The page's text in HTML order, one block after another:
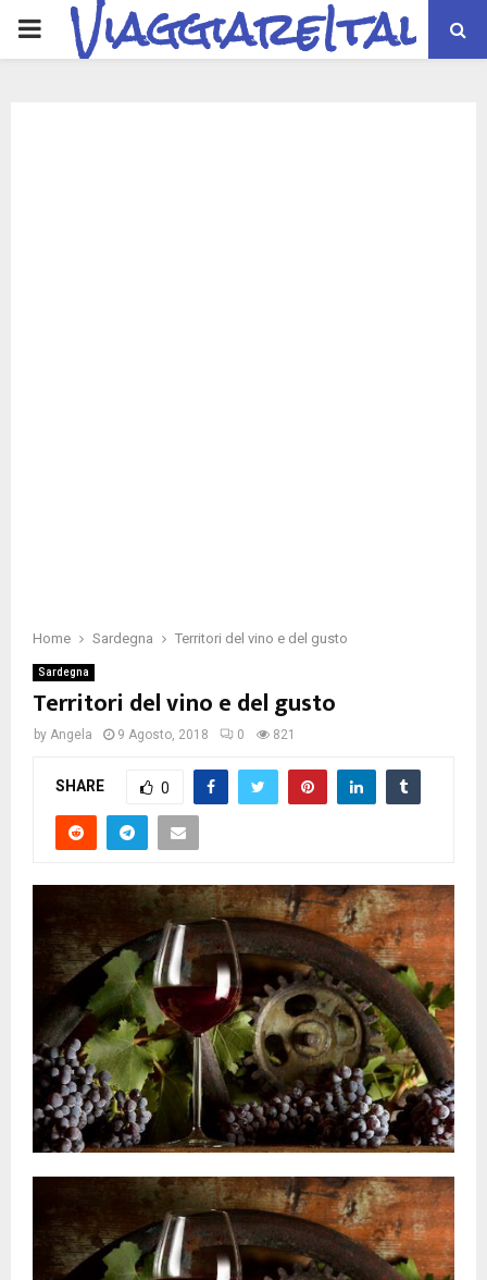
PRIMARYViaggiareItalia
Home Sardegna Territori del vino e del gusto
Sardegna
Territori del vino e del gusto
by Angela 9 Agosto, 2018 0 821
SHARE 0